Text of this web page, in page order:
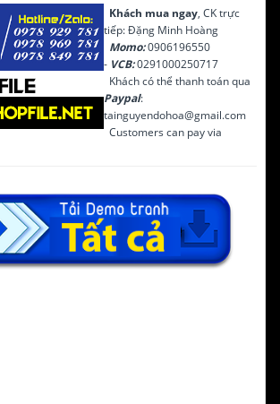
Khách mua ngay, CK trực
tiếp: Đặng Minh Hoàng
Momo:0906196550
- VCB:0291000250717
Khách có thể thanh toán qua
Paypal:
tainguyendohoa@gmail.com
Customers can pay via